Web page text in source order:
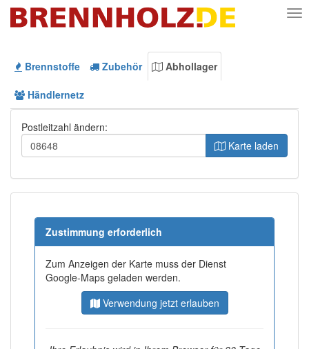
Brennstoffe Zubehör Abhollager
Händlernetz
Postleitzahl ändern:
Karte laden
Zustimmung erforderlich
Zum Anzeigen der Karte muss der Dienst
Google-Maps geladen werden.
Verwendung jetzt erlauben